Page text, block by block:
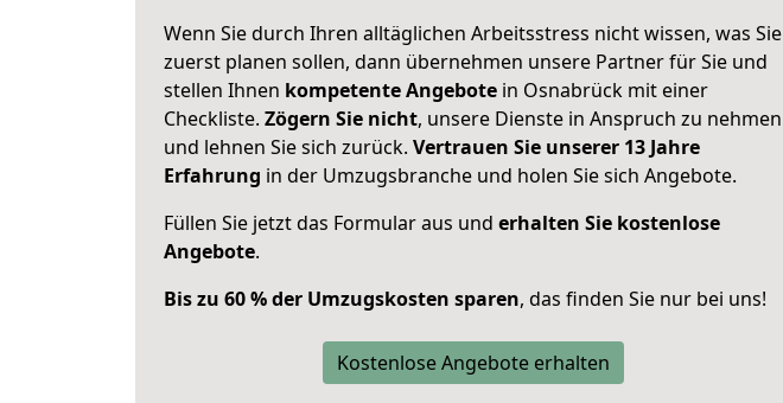
Wenn Sie durch Ihren alltäglichen Arbeitsstress nicht wissen, was Sie
zuerst planen sollen, dann übernehmen unsere Partner für Sie und
stellen Ihnen kompetente Angebote in Osnabrück mit einer
Checkliste. Zögern Sie nicht, unsere Dienste in Anspruch zu nehmen
und lehnen Sie sich zurück. Vertrauen Sie unserer 13 Jahre
Erfahrung in der Umzugsbranche und holen Sie sich Angebote.
Füllen Sie jetzt das Formular aus und erhalten Sie kostenlose
Angebote.
Bis zu 60 % der Umzugskosten sparen, das finden Sie nur bei uns!
Kostenlose Angebote erhalten